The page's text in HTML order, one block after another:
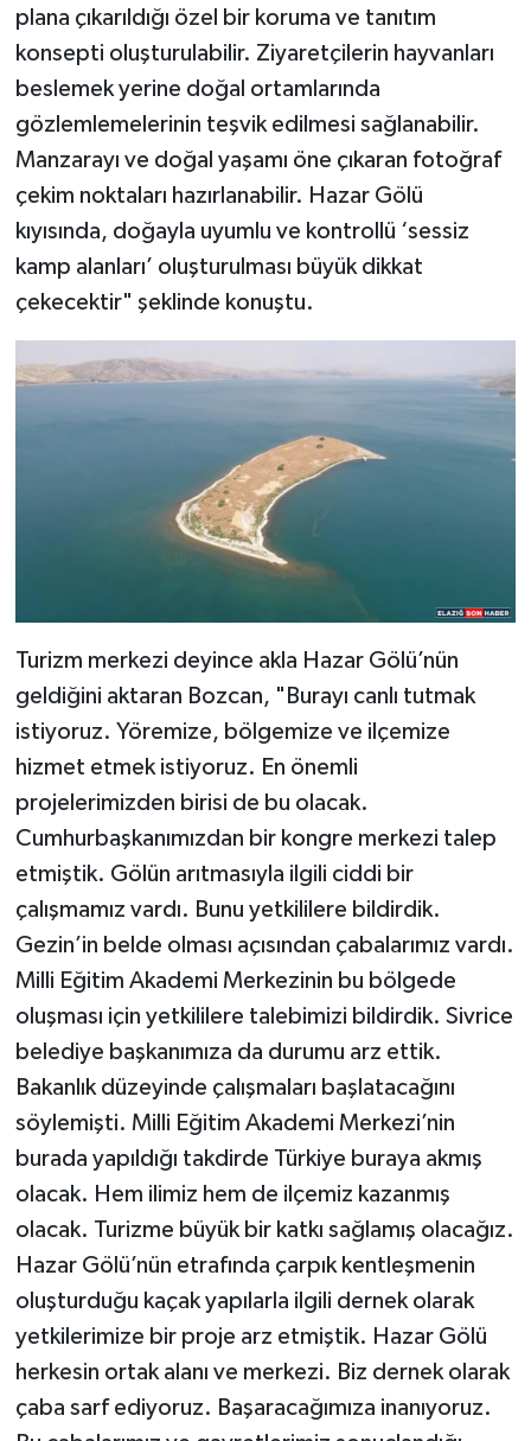
plana çıkarıldığı özel bir koruma ve tanıtım
konsepti oluşturulabilir. Ziyaretçilerin hayvanları
beslemek yerine doğal ortamlarında
gözlemlemelerinin teşvik edilmesi sağlanabilir.
Manzarayı ve doğal yaşamı öne çıkaran fotoğraf
çekim noktaları hazırlanabilir. Hazar Gölü
kıyısında, doğayla uyumlu ve kontrollü ‘sessiz
kamp alanları’ oluşturulması büyük dikkat
çekecektir" şeklinde konuştu.
Turizm merkezi deyince akla Hazar Gölü’nün
geldiğini aktaran Bozcan, "Burayı canlı tutmak
istiyoruz. Yöremize, bölgemize ve ilçemize
hizmet etmek istiyoruz. En önemli
projelerimizden birisi de bu olacak.
Cumhurbaşkanımızdan bir kongre merkezi talep
etmiştik. Gölün arıtmasıyla ilgili ciddi bir
çalışmamız vardı. Bunu yetkililere bildirdik.
Gezin’in belde olması açısından çabalarımız vardı.
Milli Eğitim Akademi Merkezinin bu bölgede
oluşması için yetkililere talebimizi bildirdik. Sivrice
belediye başkanımıza da durumu arz ettik.
Bakanlık düzeyinde çalışmaları başlatacağını
söylemişti. Milli Eğitim Akademi Merkezi’nin
burada yapıldığı takdirde Türkiye buraya akmış
olacak. Hem ilimiz hem de ilçemiz kazanmış
olacak. Turizme büyük bir katkı sağlamış olacağız.
Hazar Gölü’nün etrafında çarpık kentleşmenin
oluşturduğu kaçak yapılarla ilgili dernek olarak
yetkilerimize bir proje arz etmiştik. Hazar Gölü
herkesin ortak alanı ve merkezi. Biz dernek olarak
çaba sarf ediyoruz. Başaracağımıza inanıyoruz.